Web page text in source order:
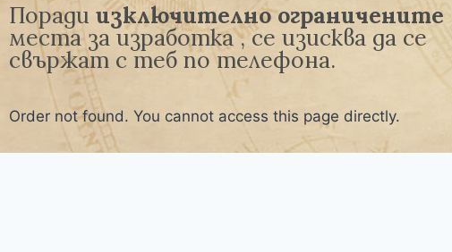
Поради изключително ограничените
места за изработка , се изисква да се
свържат с теб по телефона.
Order not found. You cannot access this page directly.